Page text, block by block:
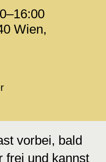
Wien,
vorbei, bald
frei und kannst